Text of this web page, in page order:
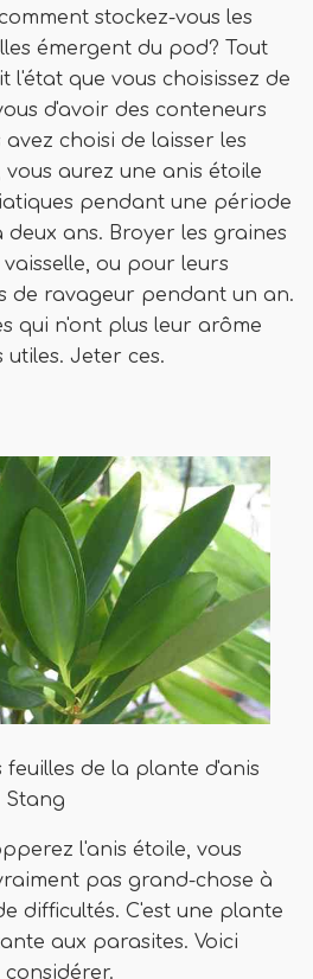
stockez-vous les
émergent du pod? Tout
l'état que vous choisissez de
d'avoir des conteneurs
choisi de laisser les
aurez une anis étoile
pendant une période
ans. Broyer les graines
ou pour leurs
de ravageur pendant un an.
qui n'ont plus leur arôme
Jeter ces.
de la plante d'anis
Stang
l'anis étoile, vous
pas grand-chose à
difficultés. C'est une plante
aux parasites. Voici